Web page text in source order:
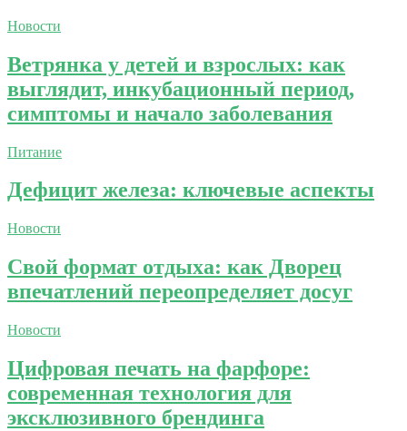
Новости
Ветрянка у детей и взрослых: как
выглядит, инкубационный период,
симптомы и начало заболевания
Питание
Дефицит железа: ключевые аспекты
Новости
Свой формат отдыха: как Дворец
впечатлений переопределяет досуг
Новости
Цифровая печать на фарфоре:
современная технология для
эксклюзивного брендинга